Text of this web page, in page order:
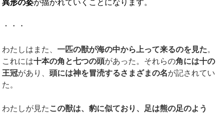
異形の姿が描かれていくことになります。
・・・
わたしはまた、一匹の獣が海の中から上って来るのを見た。
これには十本の角と七つの頭があった。それらの角には十の
王冠があり、頭には神を冒涜するさまざまの名が記されてい
た。
わたしが見た この獣は、豹に似ており、足は熊の足のよう